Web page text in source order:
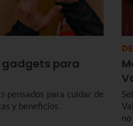
gadgets para
pensados para cuidar de
y beneficios.